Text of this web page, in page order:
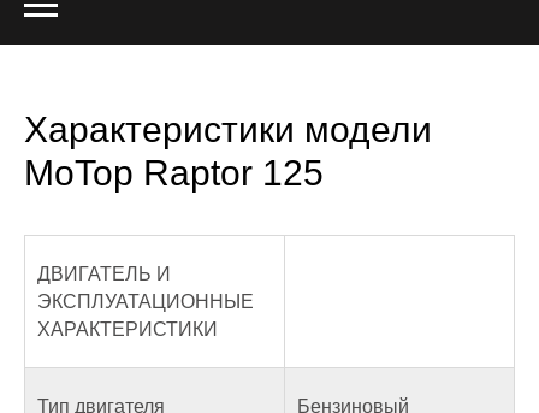
Характеристики модели
MoTop Raptor 125
ДВИГАТЕЛЬ И
ЭКСПЛУАТАЦИОННЫЕ
ХАРАКТЕРИСТИКИ
Тип двигателя Бензиновый